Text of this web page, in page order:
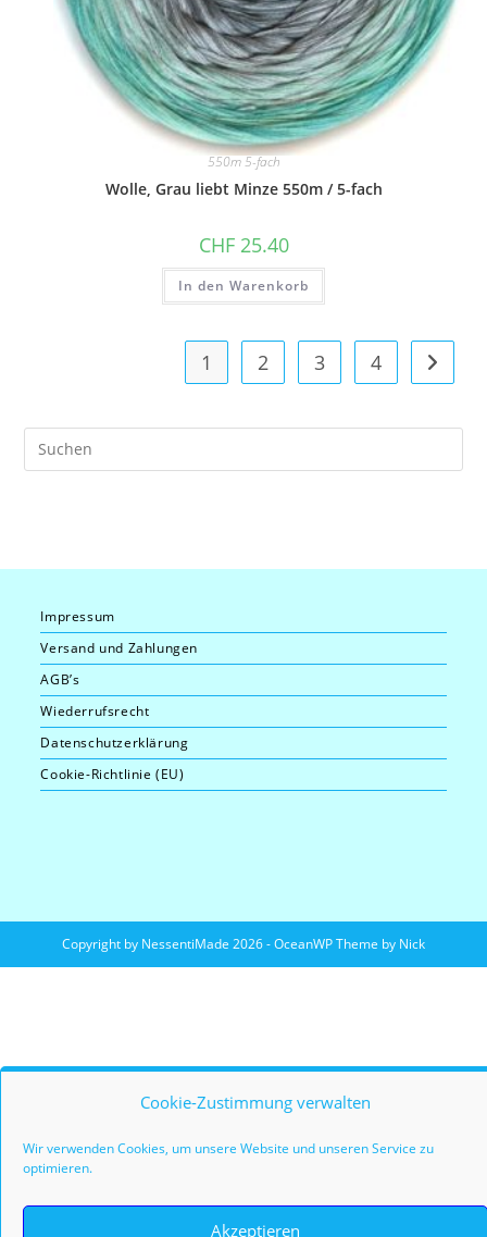
Cookie-Zustimmung verwalten
Wir verwenden Cookies, um unsere Website und unseren Service zu
optimieren.
Akzeptieren
550m 5-fach
Wolle, Grau liebt Minze 550m / 5-fach
CHF25.40
In den Warenkorb
1 2 3 4
Impressum
Versand und Zahlungen
AGB’s
Wiederrufsrecht
Datenschutzerklärung
Cookie-Richtlinie (EU)
Copyright by NessentiMade 2026 - OceanWP Theme by Nick